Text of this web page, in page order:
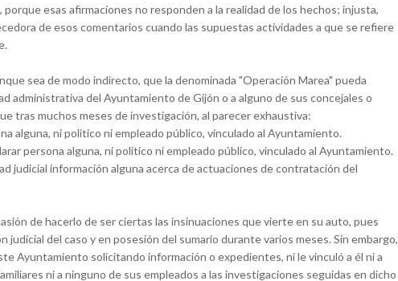
esas afirmaciones no responden a la realidad de los hechos; injusta,
de esos comentarios cuando las supuestas actividades a que se refiere
sea de modo indirecto, que la denominada "Operación Marea" pueda
administrativa del Ayuntamiento de Gijón o a alguno de sus concejales o
tras muchos meses de investigación, al parecer exhaustiva:
alguna, ni político ni empleado público, vinculado al Ayuntamiento.
persona alguna, ni político ni empleado público, vinculado al Ayuntamiento.
judicial información alguna acerca de actuaciones de contratación del
de hacerlo de ser ciertas las insinuaciones que vierte en su auto, pues
del caso y en posesión del sumario durante varios meses. Sin embargo,
Ayuntamiento solicitando información o expedientes, ni le vinculó a él ni a
ni a ninguno de sus empleados a las investigaciones seguidas en dicho